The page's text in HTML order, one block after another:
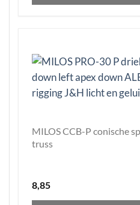
MILOS CCB-P conische
truss
8,85